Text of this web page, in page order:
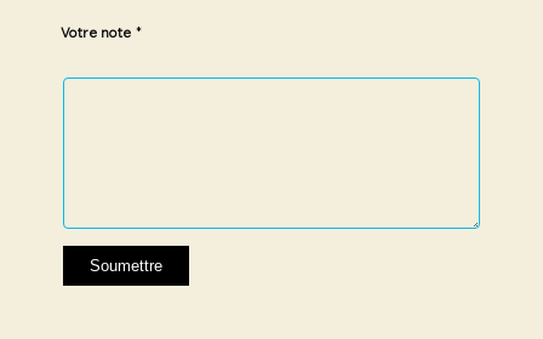
Votre note *
1 étoile
2 étoiles
3 étoiles
4 étoiles
5 étoiles